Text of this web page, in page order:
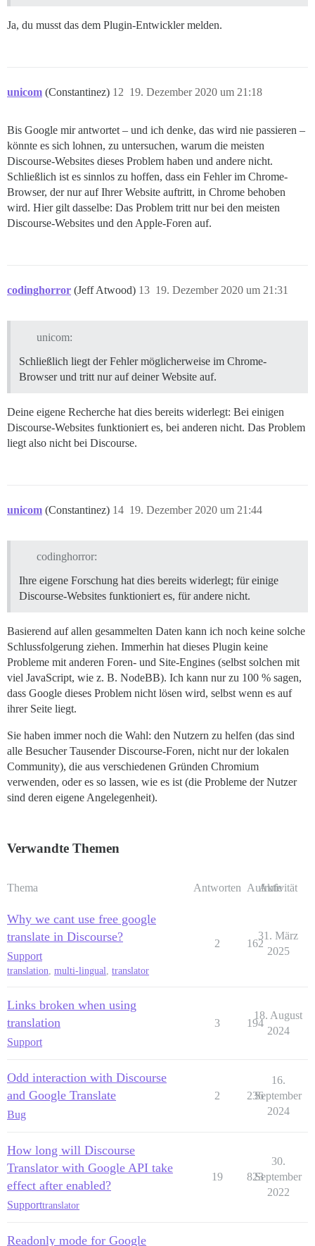
Ja, du musst das dem Plugin-Entwickler melden.
unicom (Constantinez) 19. Dezember 2020 um 21:18
12
Bis Google mir antwortet – und ich denke, das wird nie passieren –
könnte es sich lohnen, zu untersuchen, warum die meisten
Discourse-Websites dieses Problem haben und andere nicht.
Schließlich ist es sinnlos zu hoffen, dass ein Fehler im Chrome-
Browser, der nur auf Ihrer Website auftritt, in Chrome behoben
wird. Hier gilt dasselbe: Das Problem tritt nur bei den meisten
Discourse-Websites und den Apple-Foren auf.
codinghorror (Jeff Atwood) 19. Dezember 2020 um 21:31
13
unicom:
Schließlich liegt der Fehler möglicherweise im Chrome-
Browser und tritt nur auf deiner Website auf.
Deine eigene Recherche hat dies bereits widerlegt: Bei einigen
Discourse-Websites funktioniert es, bei anderen nicht. Das Problem
liegt also nicht bei Discourse.
unicom (Constantinez) 19. Dezember 2020 um 21:44
14
codinghorror:
Ihre eigene Forschung hat dies bereits widerlegt; für einige
Discourse-Websites funktioniert es, für andere nicht.
Basierend auf allen gesammelten Daten kann ich noch keine solche
Schlussfolgerung ziehen. Immerhin hat dieses Plugin keine
Probleme mit anderen Foren- und Site-Engines (selbst solchen mit
viel JavaScript, wie z. B. NodeBB). Ich kann nur zu 100 % sagen,
dass Google dieses Problem nicht lösen wird, selbst wenn es auf
ihrer Seite liegt.
Sie haben immer noch die Wahl: den Nutzern zu helfen (das sind
alle Besucher Tausender Discourse-Foren, nicht nur der lokalen
Community), die aus verschiedenen Gründen Chromium
verwenden, oder es so lassen, wie es ist (die Probleme der Nutzer
sind deren eigene Angelegenheit).
Verwandte Themen
Thema Antworten Aufrufe
Aktivität
Why we cant use free google
translate in Discourse?
Support
translation, multi-lingual, translator
2 162
31. März
2025
Links broken when using
translation
Support
3 194
18. August
2024
Odd interaction with Discourse
and Google Translate
Bug
2 236
16.
September
2024
How long will Discourse
Translator with Google API take
effect after enabled?
Supporttranslator
19 823
30.
September
2022
Readonly mode for Google